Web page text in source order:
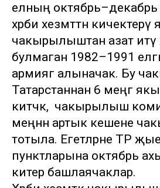
елның
хәрби хезмәттән кичектерү
чакырылыштан азат итү
булмаган 1982–1991
армиягә алыначак. Бу
Татарстаннан 6 меңгә
китәчәк, ә чакырылыш
меңнән артык кешене
тотыла. Егетләрне ТР
пунктларына октябрь
китерә башлаячаклар.